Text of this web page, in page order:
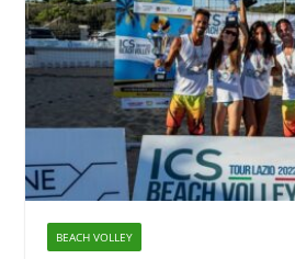
BEACH VOLLEY